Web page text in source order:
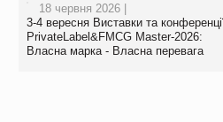
Брагина Людмила
Просування компанії на
порталі оптової та
18 червня 2026 |
3-4 вересня Виставки та
PrivateLabel&FMCG Master-2026:
Власна марка - Власна перевага